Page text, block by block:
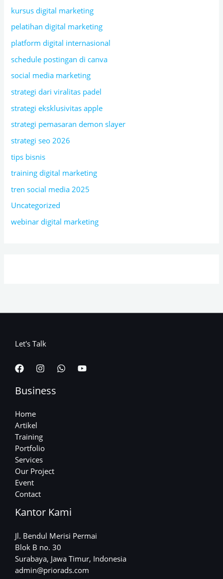
kursus digital marketing
pelatihan digital marketing
platform digital internasional
schedule postingan di canva
social media marketing
strategi dari viralitas padel
strategi eksklusivitas apple
strategi pemasaran demon slayer
strategi seo 2026
tips bisnis
training digital marketing
tren social media 2025
Uncategorized
webinar digital marketing
Let's Talk
Business
Home
Artikel
Training
Portfolio
Services
Our Project
Event
Contact
Kantor Kami
Jl. Bendul Merisi Permai
Blok B no. 30
Surabaya, Jawa Timur, Indonesia
admin@priorads.com